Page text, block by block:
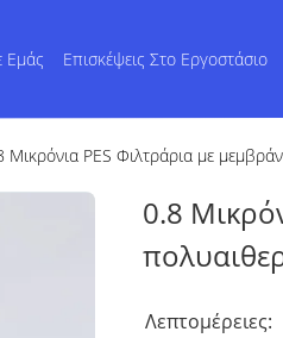
Εμάς Επισκέψεις Στο Εργοστάσιο
Μικρόνια PES Φιλτράρια με
0.8
Λεπτομέρειες: